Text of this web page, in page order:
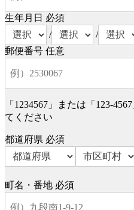
生年月日 必須
/
/
郵便番号 任意
「1234567」または「123-
てください
都道府県 必須
町名・番地 必須